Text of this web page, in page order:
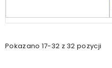
Pokazano 17-32 z 32 pozycji